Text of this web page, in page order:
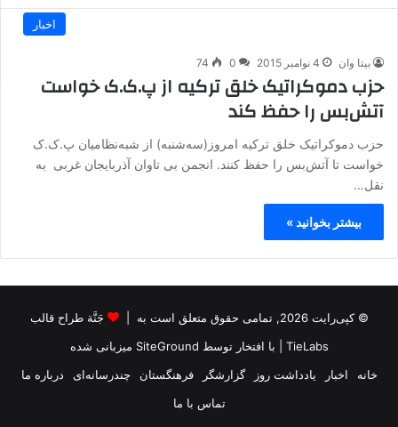
اخبار
بیتا وان 4 نوامبر 2015 0
74
حزب دموکراتیک خلق ترکیه از پ.ک.ک خواست
آتش‌بس را حفظ کند
حزب دموکراتیک خلق ترکیه امروز(سه‌شنبه) از شبه‌نظامیان پ.ک.ک
خواست تا آتش‌بس را حفظ کنند. انجمن بی تاوان آذربایجان غربی به
نقل…
بیشتر بخوانید »
© کپی‌رایت 2026, تمامی حقوق متعلق است به |
جَنَّة طراح قالب
TieLabs | با افتخار توسط SiteGround میزبانی شده
خانه
اخبار یادداشت روز گزارشگر فرهنگستان چندرسانه‌ای
درباره ما
تماس با ما